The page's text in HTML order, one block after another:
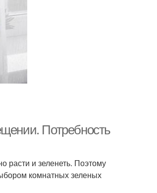
Потребность
расти и зеленеть. Поэтому
комнатных зеленых